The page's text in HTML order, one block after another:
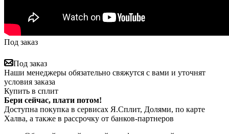
Под заказ
Под заказ
Наши менеджеры обязательно свяжутся с вами и уточнят
условия заказа
Купить в сплит
Бери сейчас, плати потом!
Доступна покупка в сервисах Я.Сплит, Долями, по карте
Халва, а также в рассрочку от банков-партнеров